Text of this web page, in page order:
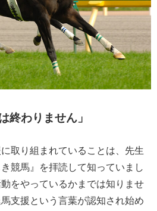
終わりません」
取り組まれていることは、先生
競馬』を拝読して知っていまし
をやっているかまでは知りませ
支援という言葉が認知され始め